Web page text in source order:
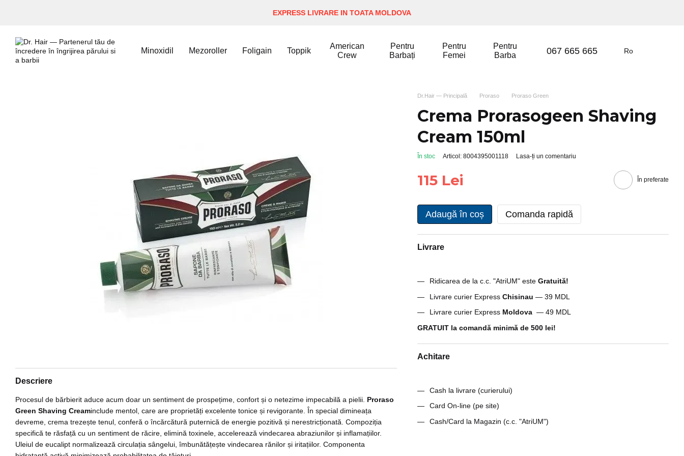
EXPRESS LIVRARE IN TOATA MOLDOVA
Minoxidil Mezoroller Foligain Toppik
American
Crew
Pentru
Barbați
Pentru
Femei
Pentru
Barba
067 665 665 Ro
Descriere
Procesul de bărbierit aduce acum doar un sentiment de prospețime, confort și o netezime impecabilă a pielii. Proraso
Green Shaving Creaminclude mentol, care are proprietăți excelente tonice și revigorante. În special dimineața
devreme, crema trezește tenul, conferă o încărcătură puternică de energie pozitivă și nerestricționată. Compoziția
specifică te răsfață cu un sentiment de răcire, elimină toxinele, accelerează vindecarea abraziunilor și inflamațiilor.
Uleiul de eucalipt normalizează circulația sângelui, îmbunătățește vindecarea rănilor și iritațiilor. Componenta
Dr.Hair — Principală Proraso Proraso Green
Crema Prorasogeen Shaving
Cream 150ml
În stoc Articol: 8004395001118 Lasa-ți un comentariu
115 Lei În preferate
Adaugă în coș Comanda rapidă
Livrare
Ridicarea de la c.c. "AtriUM" esteGratuită!
Livrare curier ExpressChisinau — 39 MDL
Livrare curier Express Moldova — 49 MDL
GRATUIT la comandă minimă de 500 lei!
Achitare
Cash la livrare (curierului)
Card On-line (pe site)
Cash/Card la Magazin (c.c. "AtriUM")